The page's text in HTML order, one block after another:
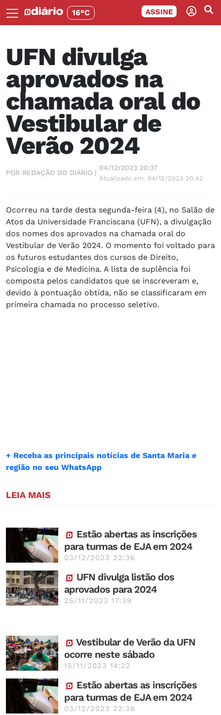
16°C ASSINE
UFN divulga
aprovados na
chamada oral do
Vestibular de
Verão 2024
POR REDAÇÃO DO DIÁRIO |
04/12/2023 20:37
Atualizado em: 04/12/2023 20:42
Ocorreu na tarde desta segunda-feira (4), no Salão de
Atos da Universidade Franciscana (UFN), a divulgação
dos nomes dos aprovados na chamada oral do
Vestibular de Verão 2024. O momento foi voltado para
os futuros estudantes dos cursos de Direito,
Psicologia e de Medicina. A lista de suplência foi
composta pelos candidatos que se inscreveram e,
devido à pontuação obtida, não se classificaram em
primeira chamada no processo seletivo.
+ Receba as principais notícias de Santa Maria e
região no seu WhatsApp
LEIA MAIS
Estão abertas as inscrições
para turmas de EJA em 2024
03/12/2023 22:36
UFN divulga listão dos
aprovados para 2024
25/11/2023 17:39
Vestibular de Verão da UFN
ocorre neste sábado
15/11/2023 14:22
Estão abertas as inscrições
para turmas de EJA em 2024
03/12/2023 22:36